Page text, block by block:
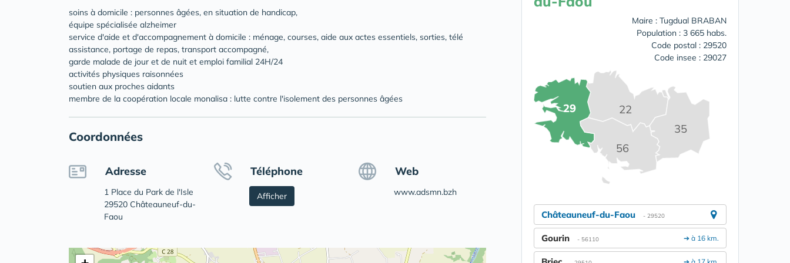
soins à domicile : personnes âgées, en situation de handicap,
équipe spécialisée alzheimer
service d'aide et d'accompagnement à domicile : ménage, courses, aide aux actes essentiels, sorties, télé
assistance, portage de repas, transport accompagné,
garde malade de jour et de nuit et emploi familial 24H/24
activités physiques raisonnées
soutien aux proches aidants
membre de la coopération locale monalisa : lutte contre l'isolement des personnes âgées
Coordonnées
Adresse
1 Place du Park de l'Isle
29520 Châteauneuf-du-
Faou
Téléphone
Afficher
Web
www.adsmn.bzh
Maire : Tugdual BRABAN
Population : 3 665 habs.
Code postal : 29520
Code insee : 29027
22
29
35
56
Châteauneuf-du-Faou - 29520
➔ à 16 km.
Gourin - 56110